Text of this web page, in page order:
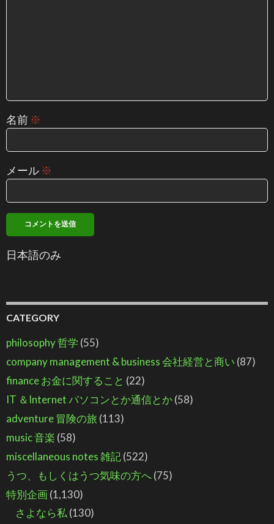
名前 ※
メール ※
日本語のみ
CATEGORY
philosophy 哲学 (55)
company management & business 会社経営と商い (87)
finance お金に関すること (22)
IT ＆Internet パソコンとか通信とか(58)
adventure 冒険の旅 (113)
music 音楽 (58)
miscellaneous notes 雑記(522)
うつ、もしくはうつ気味の方へ(75)
特別企画(1,130)
さよなら私 (130)